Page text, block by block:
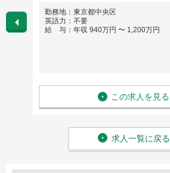
勤務地：東京都中央区
英語力：不要
給 与：年収 940万円 〜 1,200万円
この求人を見る
求人一覧に戻る